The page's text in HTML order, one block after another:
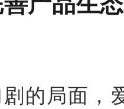
的局面，